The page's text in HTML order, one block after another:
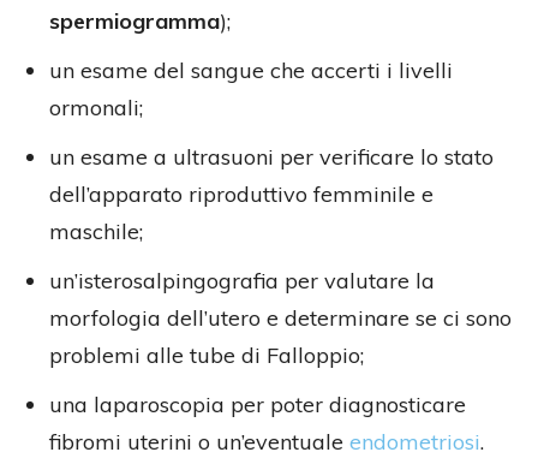
spermiogramma);
un esame del sangue che accerti i livelli
ormonali;
un esame a ultrasuoni per verificare lo stato
dell’apparato riproduttivo femminile e
maschile;
un’isterosalpingografia per valutare la
morfologia dell’utero e determinare se ci sono
problemi alle tube di Falloppio;
una laparoscopia per poter diagnosticare
fibromi uterini o un’eventuale endometriosi.